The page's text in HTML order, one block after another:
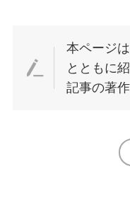
本ページ
とともに
記事の著